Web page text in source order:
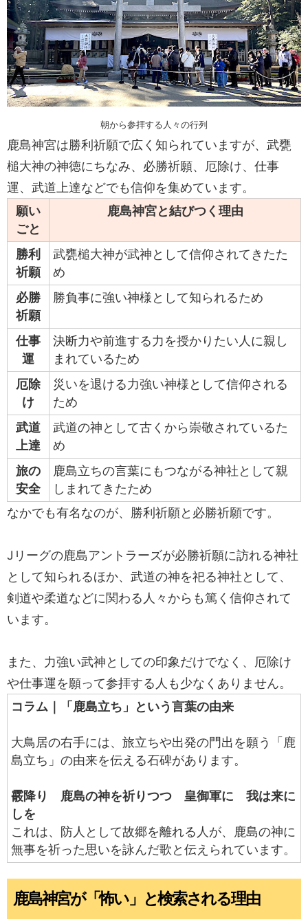
朝から参拝する人々の行列
鹿島神宮は勝利祈願で広く知られていますが、武甕
槌大神の神徳にちなみ、必勝祈願、厄除け、仕事
運、武道上達などでも信仰を集めています。
願い
ごと
鹿島神宮と結びつく理由
勝利
祈願
武甕槌大神が武神として信仰されてきたた
め
必勝
祈願
勝負事に強い神様として知られるため
仕事
運
決断力や前進する力を授かりたい人に親し
まれているため
厄除
け
災いを退ける力強い神様として信仰される
ため
武道
上達
武道の神として古くから崇敬されているた
め
旅の
安全
鹿島立ちの言葉にもつながる神社として親
しまれてきたため
なかでも有名なのが、勝利祈願と必勝祈願です。
Jリーグの鹿島アントラーズが必勝祈願に訪れる神社
として知られるほか、武道の神を祀る神社として、
剣道や柔道などに関わる人々からも篤く信仰されて
います。
また、力強い武神としての印象だけでなく、厄除け
や仕事運を願って参拝する人も少なくありません。
コラム｜「鹿島立ち」という言葉の由来
大鳥居の右手には、旅立ちや出発の門出を願う「鹿
島立ち」の由来を伝える石碑があります。
霰降り 鹿島の神を祈りつつ 皇御軍に 我は来に
しを
これは、防人として故郷を離れる人が、鹿島の神に
無事を祈った思いを詠んだ歌と伝えられています。
鹿島神宮が「怖い」と検索される理由